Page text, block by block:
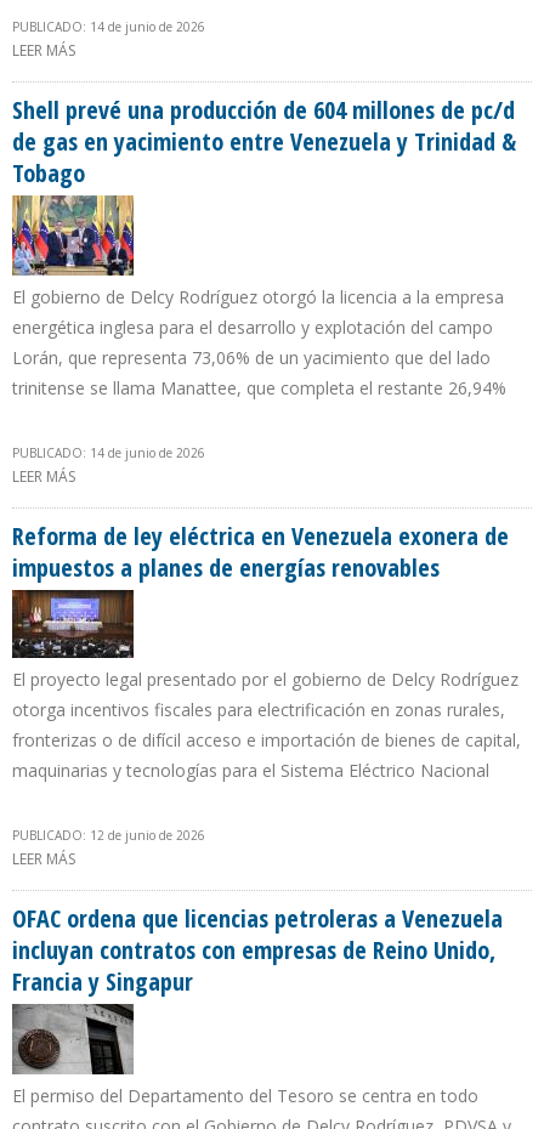
PUBLICADO: 14 de junio de 2026
LEER MÁS
Shell prevé una producción de 604 millones de pc/d
de gas en yacimiento entre Venezuela y Trinidad &
Tobago
El gobierno de Delcy Rodríguez otorgó la licencia a la empresa
energética inglesa para el desarrollo y explotación del campo
Lorán, que representa 73,06% de un yacimiento que del lado
trinitense se llama Manattee, que completa el restante 26,94%
PUBLICADO: 14 de junio de 2026
LEER MÁS
Reforma de ley eléctrica en Venezuela exonera de
impuestos a planes de energías renovables
El proyecto legal presentado por el gobierno de Delcy Rodríguez
otorga incentivos fiscales para electrificación en zonas rurales,
fronterizas o de difícil acceso e importación de bienes de capital,
maquinarias y tecnologías para el Sistema Eléctrico Nacional
PUBLICADO: 12 de junio de 2026
LEER MÁS
OFAC ordena que licencias petroleras a Venezuela
incluyan contratos con empresas de Reino Unido,
Francia y Singapur
El permiso del Departamento del Tesoro se centra en todo